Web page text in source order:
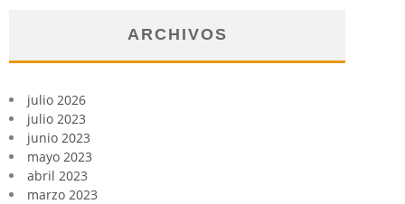
ARCHIVOS
julio 2026
julio 2023
junio 2023
mayo 2023
abril 2023
marzo 2023